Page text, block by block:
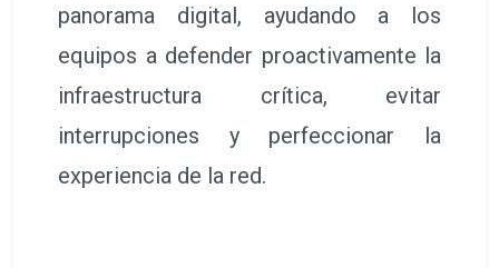
panorama digital, ayudando a los
equipos a defender proactivamente la
infraestructura crítica, evitar
interrupciones y perfeccionar la
experiencia de la red.